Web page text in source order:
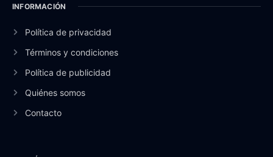
INFORMACIÓN
Política de privacidad
Términos y condiciones
Política de publicidad
Quiénes somos
Contacto